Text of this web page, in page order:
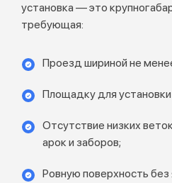
установка — это
требующая:
Проезд шириной не
Площадку для
Отсутствие низких
арок и заборов;
Ровную поверхность без